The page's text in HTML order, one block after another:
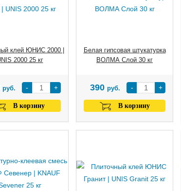
клей ЮНИС 2000 |
2000 25 кг
- +
руб.
В корзину
Белая гипсовая штукатурка
ВОЛМА Слой 30 кг
- +
390 руб.
В корзину